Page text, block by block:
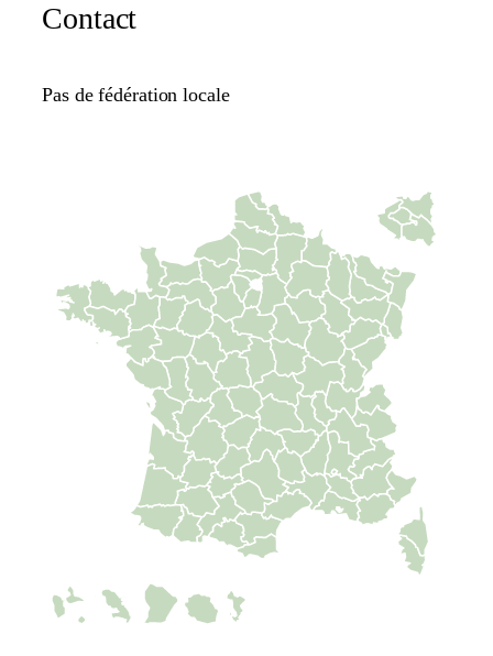
Contact
Pas de fédération locale